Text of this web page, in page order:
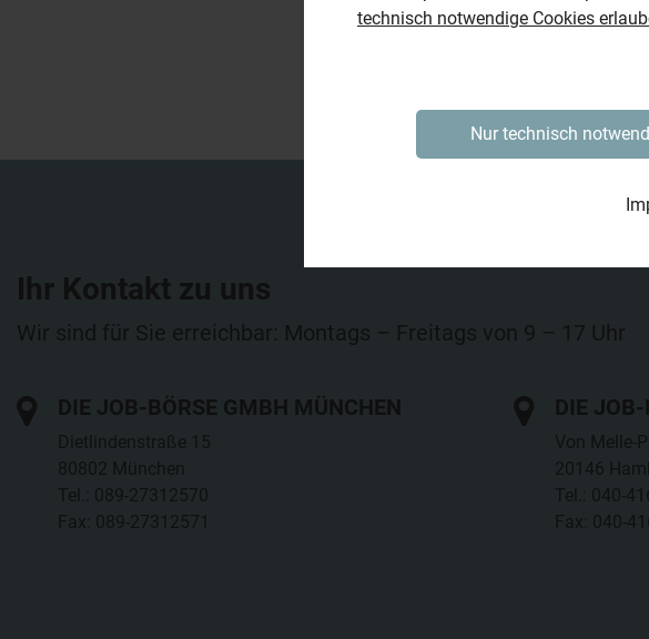
technisch notwendige Cookies
Nur technisch
Ihr Kontakt zu uns
Wir sind für Sie erreichbar: Montags – Freitags von 9 – 17 Uhr
DIE JOB-BÖRSE GMBH MÜNCHEN
Dietlindenstraße 15
80802 München
Tel.: 089-27312570
Fax: 089-27312571
DIE
Von Melle-
20146
Tel.: 040-
Fax: 040-